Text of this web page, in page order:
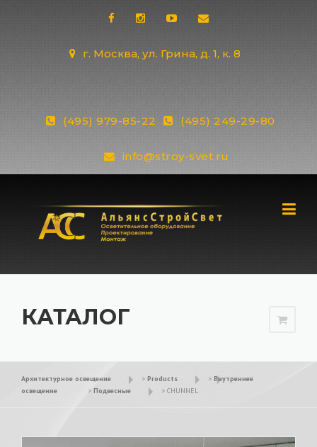
г. Москва, ул. Грина, д. 1, к. 8
(495) 979-85-22 (495) 249-29-80
info@stroy-svet.ru
КАТАЛОГ
Архитектурное освещение > Products > Внутреннее
освещение
> Подвесные > CHUNNEL